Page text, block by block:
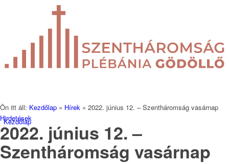
Kezdőlap
Ön itt áll: Kezdőlap » Hírek » 2022. június 12. – Szentháromság vasárnap
Hirdetések
2022. június 12. –
Szentháromság vasárnap